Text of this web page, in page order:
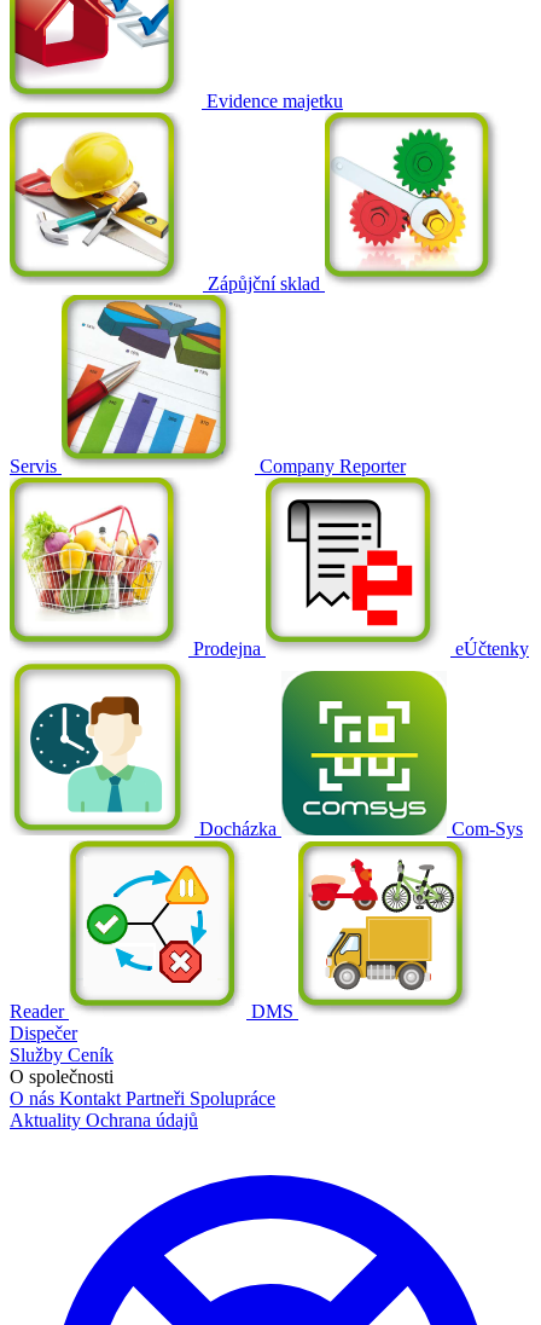
Evidence majetku
Zápůjční sklad
Servis Company Reporter
Prodejna eÚčtenky
Docházka Com-Sys
Reader
DMS
Dispečer
Služby Ceník
O společnosti
O nás Kontakt Partneři Spolupráce
Aktuality Ochrana údajů